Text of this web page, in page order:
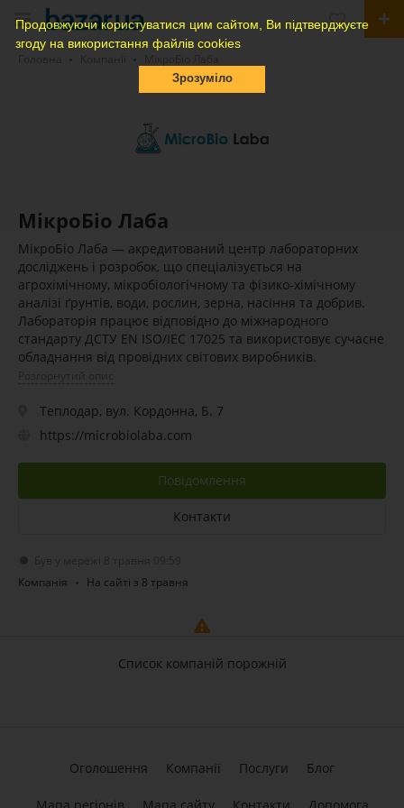
Продовжуючи користуватися цим сайтом, Ви підтверджуєте
згоду на використання файлів cookies
Зрозуміло
МікроБіо Лаба
МікроБіо Лаба — акредитований центр лабораторних
досліджень і розробок, що спеціалізується на
агрохімічному, мікробіологічному та фізико-хімічному
аналізі ґрунтів, води, рослин, зерна, насіння та добрив.
Лабораторія працює відповідно до міжнародного
стандарту ДСТУ EN ISO/IEC 17025 та використовує сучасне
обладнання від провідних світових виробників.
Теплодар, вул. Кордонна, Б. 7
https://microbiolaba.com
Повідомлення
Контакти
Компанія
На сайті з 8 травня
Список компаній порожній
Оголошення Компанії Послуги Блог